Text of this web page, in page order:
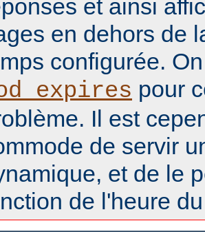
et ainsi
en dehors de
configurée.
pour
Il est
de servir
et de le
de l'heure